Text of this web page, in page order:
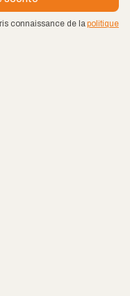
connaissance de lapolitique